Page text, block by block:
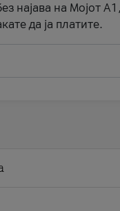
најава на Мојот
да ја платите.